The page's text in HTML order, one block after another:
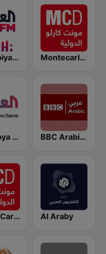
Al Arabiya (العربية FM) Montecarlo al doualiya (مونت كارلو الدولية)
Al Arabya (العربية FM) BBC Arabic (إذاعة بي بي سي العربية)
Monte Carlo Doualiya Al Araby